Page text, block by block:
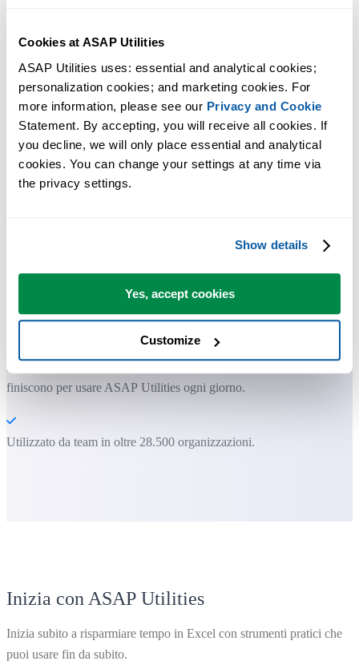
Cookies at ASAP Utilities
ASAP Utilities uses: essential and analytical cookies;
personalization cookies; and marketing cookies. For
more information, please see our Privacy and Cookie
Statement. By accepting, you will receive all cookies. If
you decline, we will only place essential and analytical
cookies. You can change your settings at any time via
the privacy settings.
Show details
Yes, accept cookies
Customize
Strumenti pratici che molti utenti di Excel vorrebbero integrati in
Excel.
ASAP Utilities ti aiuta a risparmiare tempo e a fare cose che Excel da
Puoi iniziare subito. Nessuna formazione necessaria.
La maggior parte degli utenti inizia usando poche funzioni. Molti
finiscono per usare ASAP Utilities ogni giorno.
Utilizzato da team in oltre 28.500 organizzazioni.
Inizia con ASAP Utilities
Inizia subito a risparmiare tempo in Excel con strumenti pratici che
puoi usare fin da subito.